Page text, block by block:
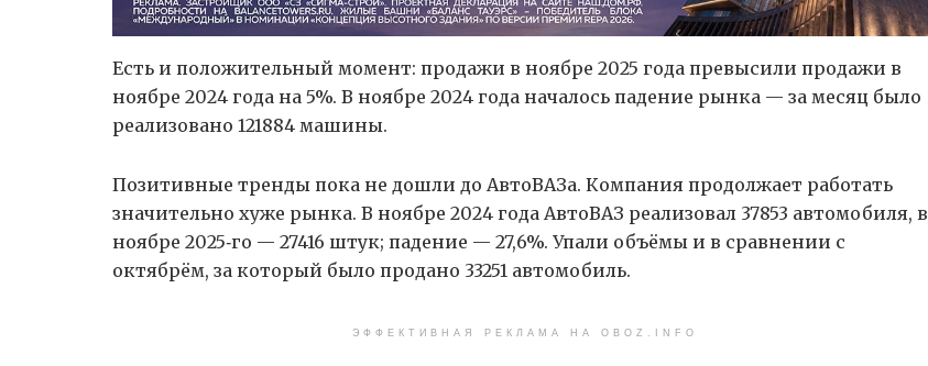
Есть и положительный момент: продажи в ноябре 2025 года превысили продажи в
ноябре 2024 года на 5%. В ноябре 2024 года началось падение рынка — за месяц было
реализовано 121884 машины.
Позитивные тренды пока не дошли до АвтоВАЗа. Компания продолжает работать
значительно хуже рынка. В ноябре 2024 года АвтоВАЗ реализовал 37853 автомобиля, в
ноябре 2025‑го — 27416 штук; падение — 27,6%. Упали объёмы и в сравнении с
октябрём, за который было продано 33251 автомобиль.
ЭФФЕКТИВНАЯ РЕКЛАМА НА OBOZ.INFO